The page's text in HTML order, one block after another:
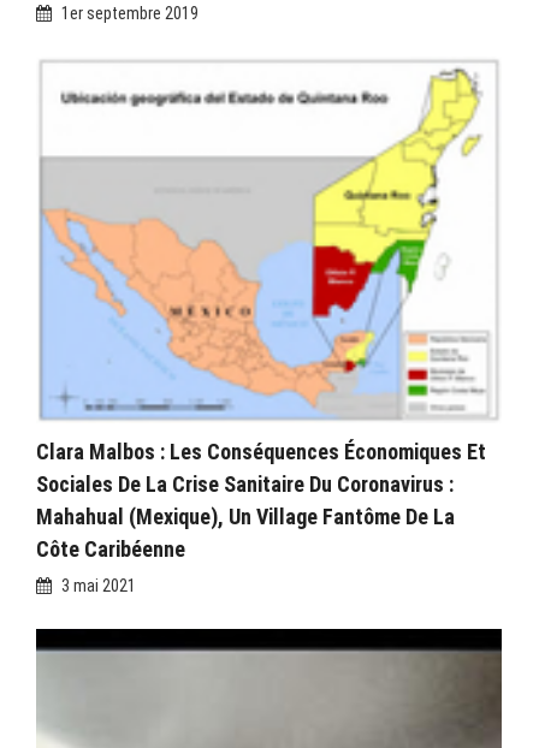
1er septembre 2019
Clara Malbos : Les Conséquences Économiques Et
Sociales De La Crise Sanitaire Du Coronavirus :
Mahahual (Mexique), Un Village Fantôme De La
Côte Caribéenne
3 mai 2021